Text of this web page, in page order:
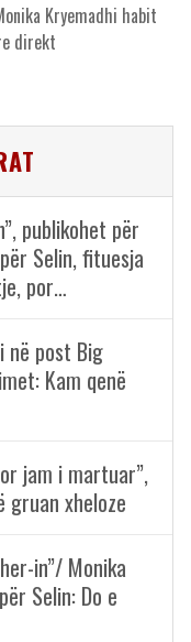
Kryemadhi habit
direkt
publikohet për
Selin, fituesja
por…
në post Big
Kam qenë
jam i martuar”,
xheloze
in”/ Monika
Selin: Do e